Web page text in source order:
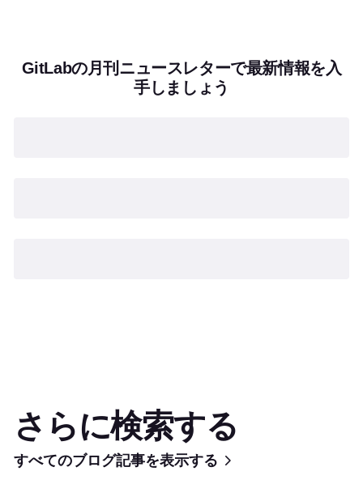
GitLabの月刊ニュースレターで最新情報を入
手しましょう
さらに検索する
すべてのブログ記事を表示する